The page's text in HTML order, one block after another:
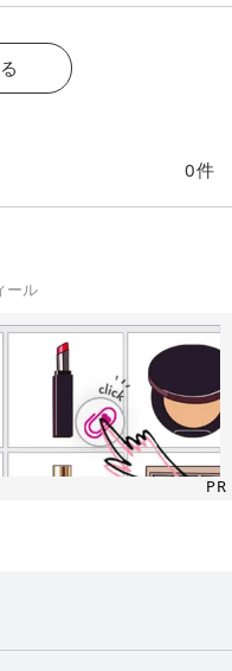
と . ピンクのオ
ムをすーっと伸ばすと、
の香りだそうです。 日
ルマイティに使えるクリ
ニー＆コラーゲンコンプ
ン（整肌うるおい保持
0件
ール
PR